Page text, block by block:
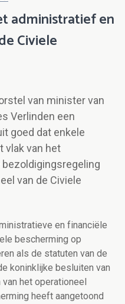
administratief en
Civiele
van minister van
Verlinden een
goed dat enkele
vlak van het
van de Civiele
en financiële
bescherming op
als de statuten van de
koninklijke besluiten van
het operationeel
heeft aangetoond